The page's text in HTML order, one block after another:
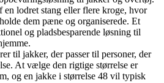
en lodret stang eller flere kroge, hvor
dem pæne og organiserede. Et
og pladsbesparende løsning til
til jakker, der passer til personer, der
At vælge den rigtige størrelse er
og en jakke i størrelse 48 vil typisk